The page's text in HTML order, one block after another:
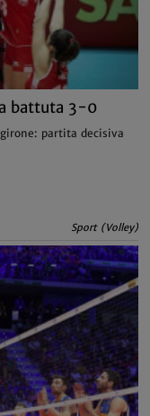
battuta 3-0
partita decisiva
Sport (Volley)